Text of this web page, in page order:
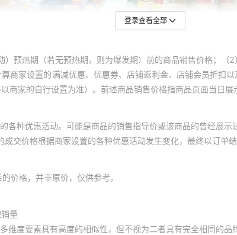
登录查看全部
预热期（若无预热期，则为爆发期）前的商品销售价格；
商家设置的满减优惠、优惠券、店铺返利金、店铺会员折扣
家的自行设置为准）。前述商品销售价格指商品页面当日
种优惠活动。可能是商品的销售指导价或该商品的曾经展示
交价格根据商家设置的各种优惠活动发生变化，最终以订单结
价格，并非原价，仅供参考。
量
度要素具有高度的相似性，但不视为二者具有完全相同的品